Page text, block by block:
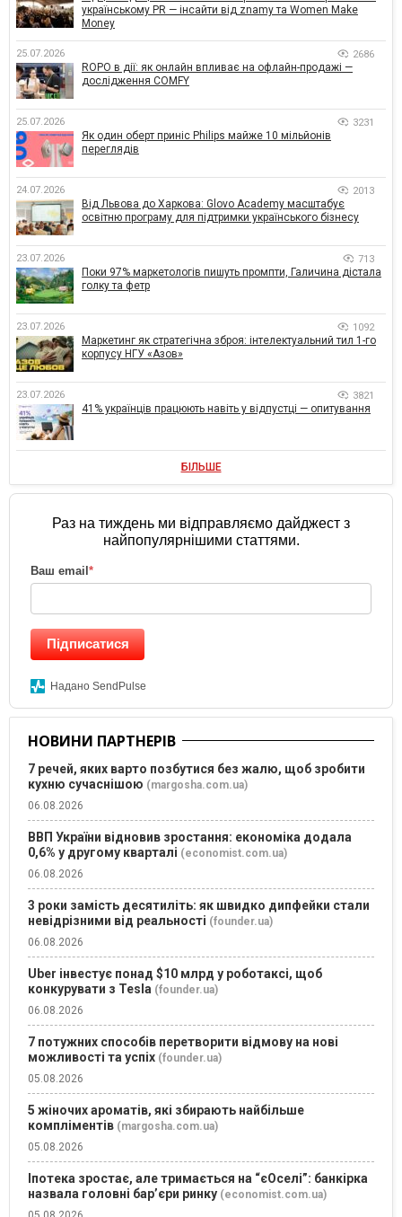
українському PR — інсайти від znamy та Women Make
Money
25.07.2026 2686
ROPO в дії: як онлайн впливає на офлайн-продажі —
дослідження COMFY
25.07.2026 3231
Як один оберт приніс Philips майже 10 мільйонів
переглядів
24.07.2026 2013
Від Львова до Харкова: Glovo Academy масштабує
освітню програму для підтримки українського бізнесу
23.07.2026 713
Поки 97% маркетологів пишуть промпти, Галичина дістала
голку та фетр
23.07.2026 1092
Маркетинг як стратегічна зброя: інтелектуальний тил 1-го
корпусу НГУ «Азов»
23.07.2026 3821
41% українців працюють навіть у відпустці — опитування
БІЛЬШЕ
Раз на тиждень ми відправляємо дайджест з
найпопулярнішими статтями.
Ваш email *
Підписатися
Надано SendPulse
НОВИНИ ПАРТНЕРІВ
7 речей, яких варто позбутися без жалю, щоб зробити
кухню сучаснішою (margosha.com.ua)
06.08.2026
ВВП України відновив зростання: економіка додала
0,6% у другому кварталі (economist.com.ua)
06.08.2026
3 роки замість десятиліть: як швидко дипфейки стали
невідрізними від реальності (founder.ua)
06.08.2026
Uber інвестує понад $10 млрд у роботаксі, щоб
конкурувати з Tesla (founder.ua)
06.08.2026
7 потужних способів перетворити відмову на нові
можливості та успіх (founder.ua)
05.08.2026
5 жіночих ароматів, які збирають найбільше
компліментів (margosha.com.ua)
05.08.2026
Іпотека зростає, але тримається на “єОселі”: банкірка
назвала головні бар’єри ринку (economist.com.ua)